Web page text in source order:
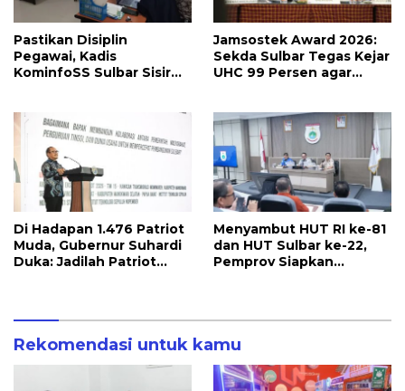
Pastikan Disiplin
Pegawai, Kadis
KominfoSS Sulbar Sisir
Jamsostek Award 2026:
Sekda Sulbar Tegas Kejar
UHC 99 Persen agar
Perlindungannya
Di Hadapan 1.476 Patriot
Muda, Gubernur Suhardi
Duka: Jadilah Patriot
Menyambut HUT RI ke-81
dan HUT Sulbar ke-22,
Pemprov Siapkan
Rekomendasi untuk kamu